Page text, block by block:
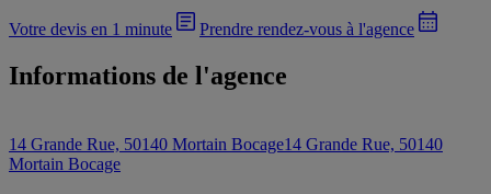
Votre devis en 1 minute Prendre rendez-vous à l'agence
Informations de l'agence
14 Grande Rue, 50140 Mortain Bocage14 Grande Rue, 50140
Mortain Bocage